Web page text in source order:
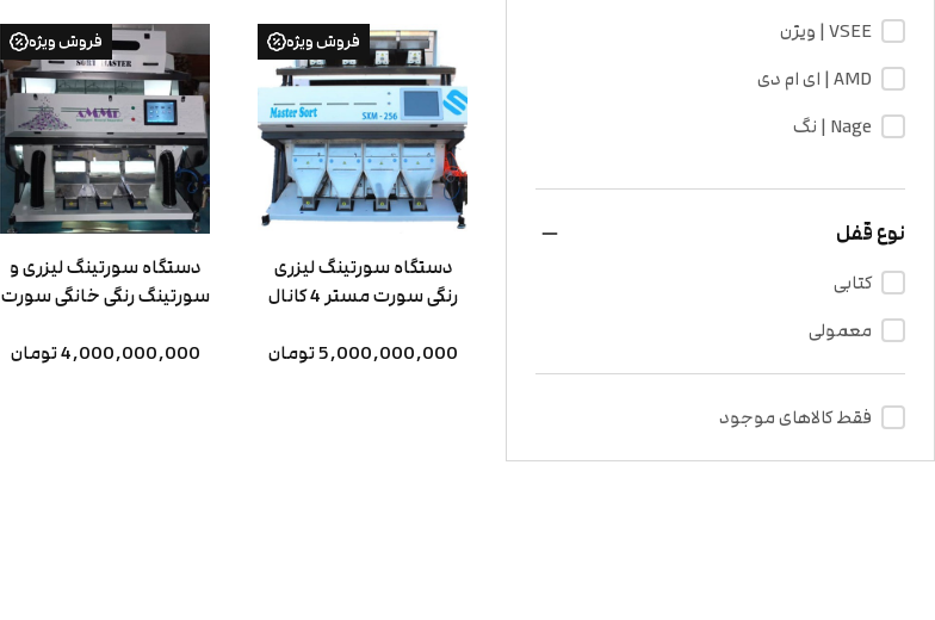
سورتینگ مواد و سنگ های معدنی
سورتینگ صنعتی
سورتینگ دمنوش و گیاهان دارویی
VSEE | ویژن
AMD | ای ام دی
Nage | نگ
anysort | انی سورت پلاس
AKY | آکی
الکترو صنعت
نوع قفل
کتابی
معمولی
فقط کالاهای موجود
فروش ویژه
دستگاه سورتینگ لیزری
رنگی سورت مستر 4 کانال
5,000,000,000 تومان
فروش ویژه
دستگاه سورتینگ لیزری و
سورتینگ رنگی خانگی سورت
۰۹۱۱۳۱۴۴۱۹۷
4,000,000,000 تومان